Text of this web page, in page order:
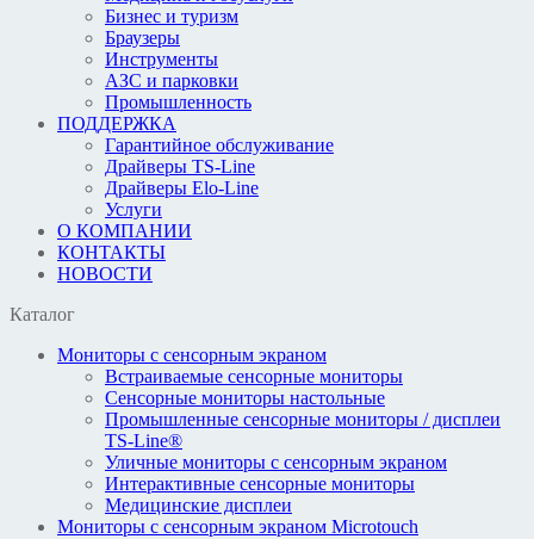
Бизнес и туризм
Браузеры
Инструменты
АЗС и парковки
Промышленность
ПОДДЕРЖКА
Гарантийное обслуживание
Драйверы TS-Line
Драйверы Elo-Line
Услуги
О КОМПАНИИ
КОНТАКТЫ
НОВОСТИ
Каталог
Мониторы с сенсорным экраном
Встраиваемые сенсорные мониторы
Сенсорные мониторы настольные
Промышленные сенсорные мониторы / дисплеи
TS-Line®
Уличные мониторы с сенсорным экраном
Интерактивные сенсорные мониторы
Медицинские дисплеи
Мониторы с сенсорным экраном Microtouch